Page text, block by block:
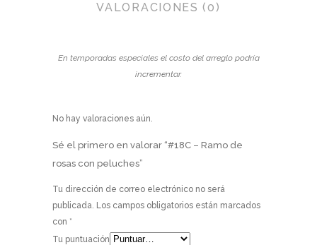
VALORACIONES (0)
En temporadas especiales el costo del arreglo podría
incrementar.
No hay valoraciones aún.
Sé el primero en valorar “#18C – Ramo de
rosas con peluches”
Tu dirección de correo electrónico no será
publicada. Los campos obligatorios están marcados
con *
Tu puntuación